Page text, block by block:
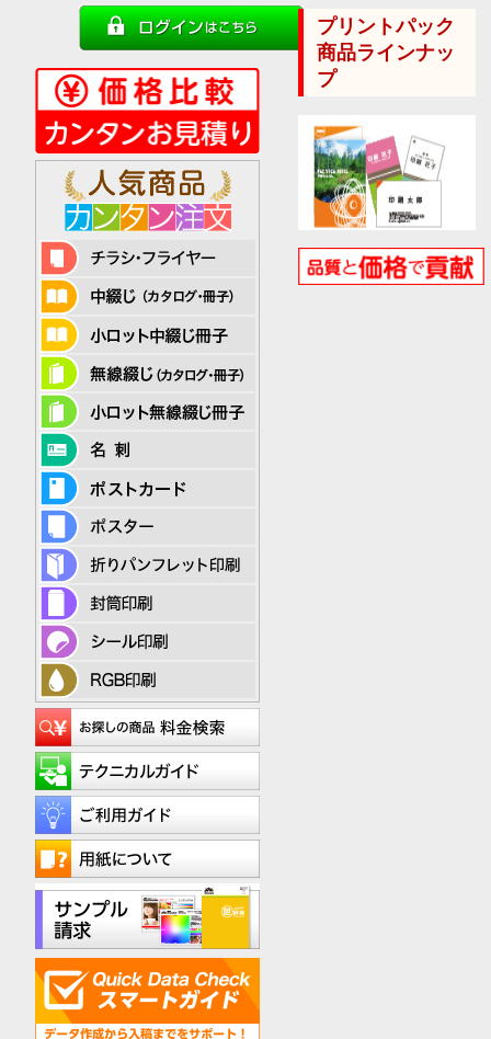
プリントパック
商品ラインナッ
プ